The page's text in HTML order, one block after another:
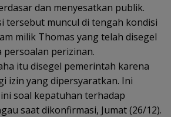
dan menyesatkan publik.
tersebut muncul di tengah kondisi
milik Thomas yang telah disegel
perizinan.
itu disegel pemerintah karena
izin yang dipersyaratkan. Ini
soal kepatuhan terhadap
saat dikonfirmasi, Jumat (26/12).